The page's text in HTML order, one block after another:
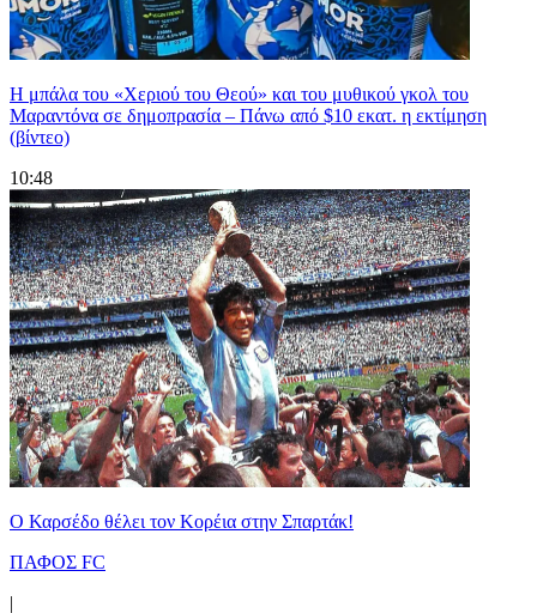
Η μπάλα του «Χεριού του Θεού» και του μυθικού γκολ του
Μαραντόνα σε δημοπρασία – Πάνω από $10 εκατ. η εκτίμηση
(βίντεο)
10:48
Ο Καρσέδο θέλει τον Κορέια στην Σπαρτάκ!
ΠΑΦΟΣ FC
|